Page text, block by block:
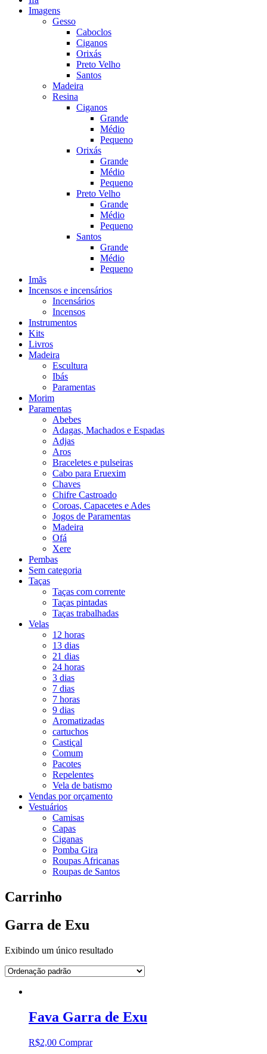
Imagens
Gesso
Caboclos
Ciganos
Orixás
Preto Velho
Santos
Madeira
Resina
Ciganos
Grande
Médio
Pequeno
Orixás
Grande
Médio
Pequeno
Preto Velho
Grande
Médio
Pequeno
Santos
Grande
Médio
Pequeno
Imãs
Incensos e incensários
Incensários
Incensos
Instrumentos
Kits
Livros
Madeira
Escultura
Ibás
Paramentas
Morim
Paramentas
Abebes
Adagas, Machados e Espadas
Adjas
Aros
Braceletes e pulseiras
Cabo para Eruexim
Chaves
Chifre Castroado
Coroas, Capacetes e Ades
Jogos de Paramentas
Madeira
Ofá
Xere
Pembas
Sem categoria
Taças
Taças com corrente
Taças pintadas
Taças trabalhadas
Velas
12 horas
13 dias
21 dias
24 horas
3 dias
7 dias
7 horas
9 dias
Aromatizadas
cartuchos
Castiçal
Comum
Pacotes
Repelentes
Vela de batismo
Vendas por orçamento
Vestuários
Camisas
Capas
Ciganas
Pomba Gira
Roupas Africanas
Roupas de Santos
Carrinho
Garra de Exu
Exibindo um único resultado
Fava Garra de Exu
R$2,00 Comprar